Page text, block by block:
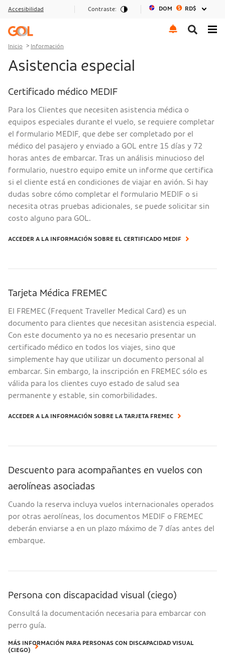
Ir al menu
Ir al contenido
Ir al pie de página
Accesibilidad Contraste: DOM RD$
Inicio Información
Asistencia especial
Certificado médico MEDIF
Para los Clientes que necesiten asistencia médica o
equipos especiales durante el vuelo, se requiere completar
el formulario MEDIF, que debe ser completado por el
médico del pasajero y enviado a GOL entre 15 días y 72
horas antes de embarcar. Tras un análisis minucioso del
formulario, nuestro equipo emite un informe que certifica
si el cliente está en condiciones de viajar en avión. Si hay
dudas sobre cómo completar el formulario MEDIF o si
necesita otras pruebas adicionales, se puede solicitar sin
costo alguno para GOL.
ACCEDER A LA INFORMACIÓN SOBRE EL CERTIFICADO MEDIF
Tarjeta Médica FREMEC
El FREMEC (Frequent Traveller Medical Card) es un
documento para clientes que necesitan asistencia especial.
Con este documento ya no es necesario presentar un
certificado médico en todos los viajes, sino que
simplemente hay que utilizar un documento personal al
embarcar. Sin embargo, la inscripción en FREMEC sólo es
válida para los clientes cuyo estado de salud sea
permanente y estable, sin comorbilidades.
ACCEDER A LA INFORMACIÓN SOBRE LA TARJETA FREMEC
Descuento para acompañantes en vuelos con
aerolíneas asociadas
Cuando la reserva incluya vuelos internacionales operados
por otras aerolíneas, los documentos MEDIF o FREMEC
deberán enviarse a en un plazo máximo de 7 días antes del
embarque.
Persona con discapacidad visual (ciego)
Consultá la documentación necesaria para embarcar con
perro guía.
MÁS INFORMACIÓN PARA PERSONAS CON DISCAPACIDAD VISUAL
(CIEGO)